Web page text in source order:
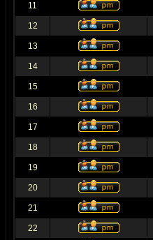
11
12
13
14
15
16
17
18
19
20
21
22